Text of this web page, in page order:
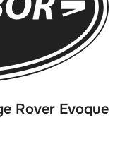
Rover Evoque